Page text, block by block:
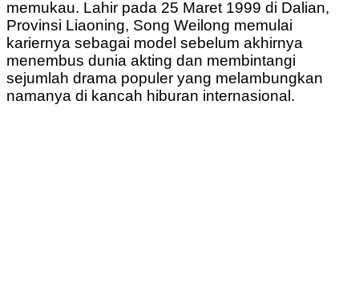
memukau. Lahir pada 25 Maret 1999 di Dalian,
Provinsi Liaoning, Song Weilong memulai
kariernya sebagai model sebelum akhirnya
menembus dunia akting dan membintangi
sejumlah drama populer yang melambungkan
namanya di kancah hiburan internasional.